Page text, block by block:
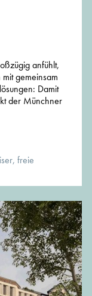
anfühlt,
gemeinsam
Damit
der Münchner
freie